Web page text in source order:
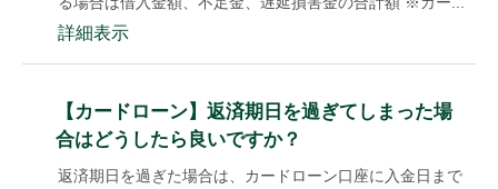
詳細表示
【カードローン】返済期日を過ぎてしまった場
合はどうしたら良いですか？
返済期日を過ぎた場合は、カードローン口座に入金日まで